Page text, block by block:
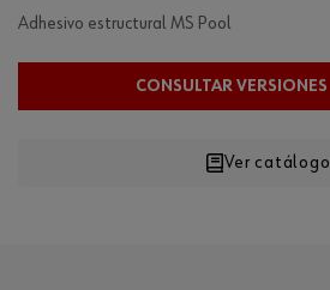
Adhesivo estructural MS Pool
CONSULTAR VERSIONES
Ver catálogo